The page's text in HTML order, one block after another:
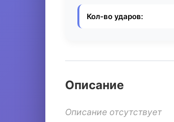
Кол-во ударов:
Описание
Описание отсутствует